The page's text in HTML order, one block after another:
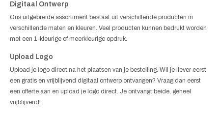
Digitaal Ontwerp
Ons uitgebreide assortiment bestaat uit verschillende producten in
verschillende maten en kleuren. Veel producten kunnen bedrukt worden
met een 1-kleurige of meerkleurige opdruk.
Upload Logo
Upload je logo direct na het plaatsen van je bestelling. Wil je liever eerst
een gratis en vrijblijvend digitaal ontwerp ontvangen? Vraag dan eerst
een offerte aan en upload je logo direct. Je ontvangt beide, geheel
vrijblijvend!